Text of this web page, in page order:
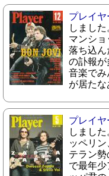
プレイヤ
しまし
マンシ
落ち込ん
の訃報が
音楽でみ
が居たな
プレイヤ
しまし
ッペリ
テラン
で最年